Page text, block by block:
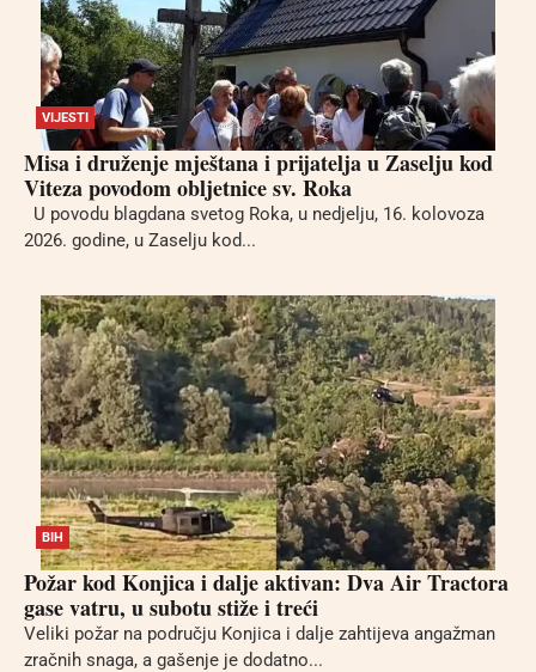
VIJESTI
Misa i druženje mještana i prijatelja u Zaselju kod
Viteza povodom obljetnice sv. Roka
U povodu blagdana svetog Roka, u nedjelju, 16. kolovoza
2026. godine, u Zaselju kod...
BIH
Požar kod Konjica i dalje aktivan: Dva Air Tractora
gase vatru, u subotu stiže i treći
Veliki požar na području Konjica i dalje zahtijeva angažman
zračnih snaga, a gašenje je dodatno...